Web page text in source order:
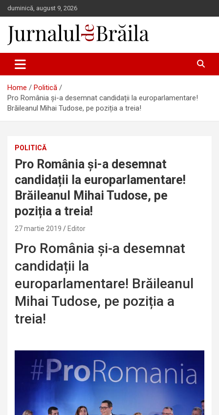
Skip
to
content
duminică, august 9, 2026
Jurnalul de Brăila
Home
Politică
Pro România și-a desemnat candidații la europarlamentare!
Brăileanul Mihai Tudose, pe poziția a treia!
POLITICĂ
Pro România și-a desemnat
candidații la europarlamentare!
Brăileanul Mihai Tudose, pe
poziția a treia!
27 martie 2019 Editor
Pro România și-a desemnat
candidații la
europarlamentare! Brăileanul
Mihai Tudose, pe poziția a
treia!